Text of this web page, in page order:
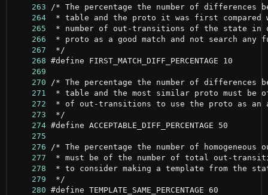
    263
    264
    265
    266
    267
    268
    269
    270
    271
    272
    273
    274
    275
    276
    277
    278
    279
    280